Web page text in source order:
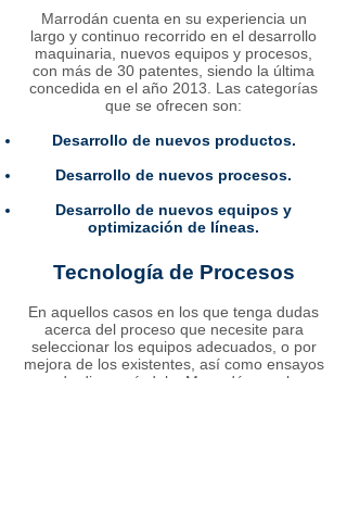
Marrodán cuenta en su experiencia un
largo y continuo recorrido en el desarrollo
maquinaria, nuevos equipos y procesos,
con más de 30 patentes, siendo la última
concedida en el año 2013. Las categorías
que se ofrecen son:
Desarrollo de nuevos productos.
Desarrollo de nuevos procesos.
Desarrollo de nuevos equipos y
optimización de líneas.
Tecnología de Procesos
En aquellos casos en los que tenga dudas
acerca del proceso que necesite para
seleccionar los equipos adecuados, o por
mejora de los existentes, así como ensayos
de diversa índole, Marrodán es el